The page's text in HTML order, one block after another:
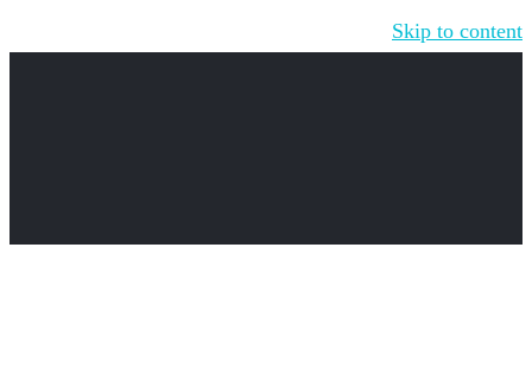
Skip to content